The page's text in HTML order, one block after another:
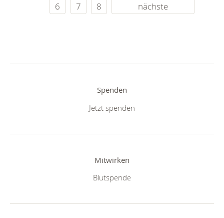
6
7 8 nächste
Spenden
Jetzt spenden
Mitwirken
Blutspende